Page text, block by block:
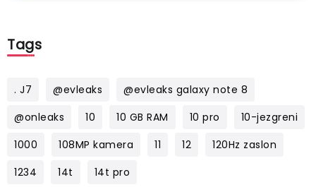
Tags
. J7 @evleaks
@evleaks galaxy note 8
@onleaks
10 10 GB RAM 10 pro
10-jezgreni
1000
108MP kamera 11 12
120Hz zaslon
1234
14t 14t pro